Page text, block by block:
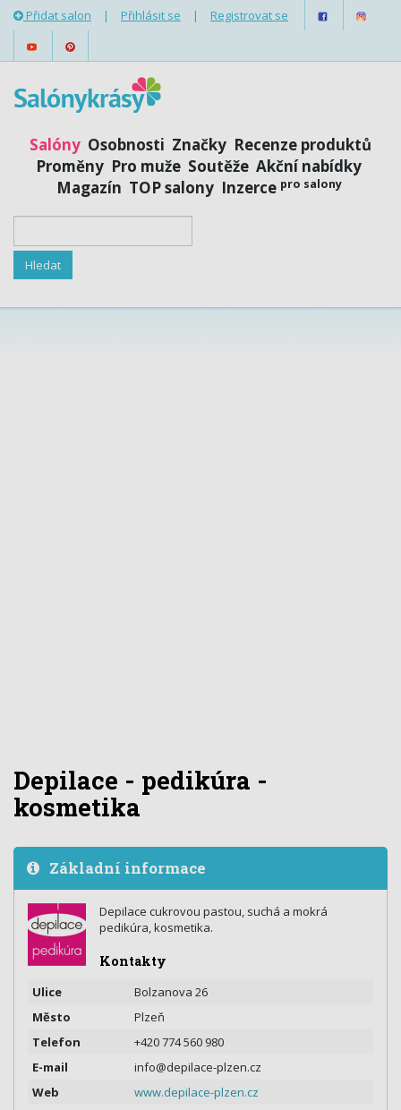
Přidat salon | Přihlásit se | Registrovat se
Salóny Osobnosti Značky Recenze produktů
Proměny Pro muže Soutěže Akční nabídky
Magazín TOP salony Inzerce pro salony
Depilace - pedikúra -
kosmetika
Základní informace
Depilace cukrovou pastou, suchá a mokrá
pedikúra, kosmetika.
Kontakty
Ulice
Bolzanova 26
Město
Plzeň
Telefon
+420 774 560 980
E-mail
info@depilace-plzen.cz
Web
www.depilace-plzen.cz